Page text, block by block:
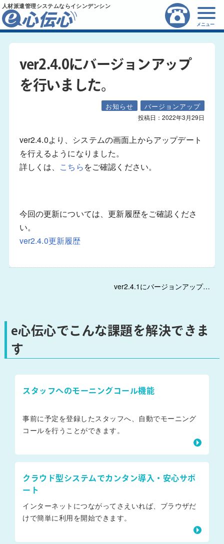
人材派遣管理システムならイシンデンシン
メニュー
ver2.4.0にバージョンアップ
を行いました。
お知らせ バージョンアップ
投稿日：2022年3月29日
ver2.4.0より、システムの画面上からアップデート
を行えるようになりました。
詳しくは、 こちらをご確認ください。
今回の更新については、更新履歴をご確認くださ
い。
ver2.4.0更新履歴
ver2.4.1にバージョンアップを行いました。 →
e心伝心でこんな課題を解決できま
す
スタッフへのモーニングコール機能
事前に予定を登録したスタッフへ、自動でモーニング
コールを行うことができます。
クラウド型システムでカンタン導入・安心サポ
ート
インターネットにつながってさえいれば、ブラウザだ
けで簡単に利用を開始できます。